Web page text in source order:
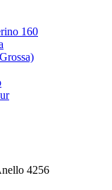
160
4256